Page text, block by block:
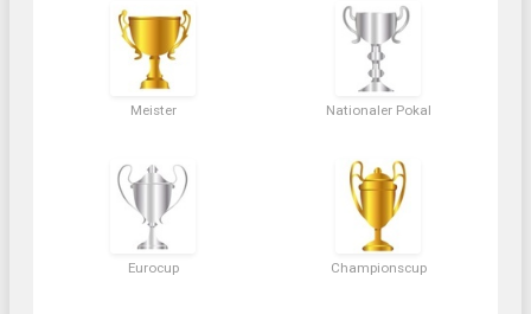
Meister Nationaler Pokal
Eurocup Championscup